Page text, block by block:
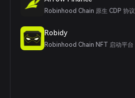
Robinhood Chain 原生 CDP 协议
Robidy
Robinhood Chain NFT 启动平台